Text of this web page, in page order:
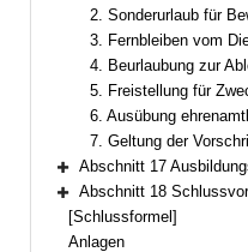
2. Sonderurlaub für
3. Fernbleiben vom
4. Beurlaubung zur
5. Freistellung für
6. Ausübung
7. Geltung der Vorschriften für
Bereich erweitern
Abschnitt 17
Bereich erweitern
Abschnitt 18
[Schlussformel]
Anlagen